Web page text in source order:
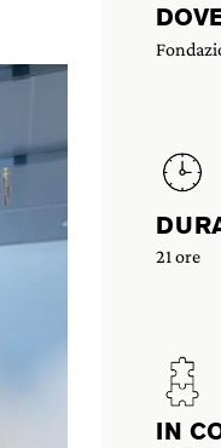
21 ore
IN